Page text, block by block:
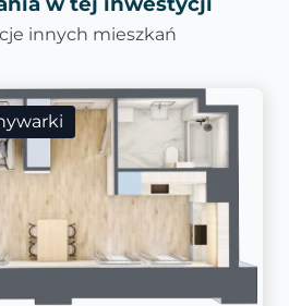
innych mieszkań